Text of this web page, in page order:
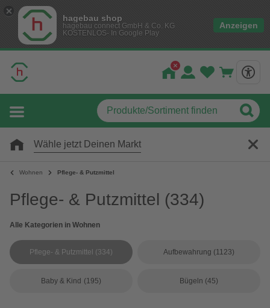
hagebau shop
hagebau connect GmbH & Co. KG
KOSTENLOS- In Google Play
Anzeigen
Wähle jetzt Deinen Markt
Wohnen Pflege- & Putzmittel
Pflege- & Putzmittel (334)
Alle Kategorien in Wohnen
Pflege- & Putzmittel (334) Aufbewahrung (1123)
Baby & Kind (195) Bügeln (45)